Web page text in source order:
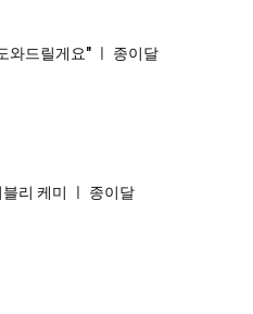
와드릴게요" ㅣ 종이달
리 케미 ㅣ 종이달